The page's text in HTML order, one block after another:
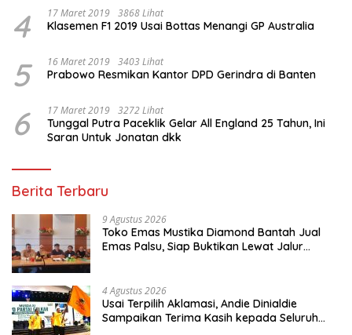
4 17 Maret 2019 3868 Lihat
Klasemen F1 2019 Usai Bottas Menangi GP Australia
5 16 Maret 2019 3403 Lihat
Prabowo Resmikan Kantor DPD Gerindra di Banten
6 17 Maret 2019 3272 Lihat
Tunggal Putra Paceklik Gelar All England 25 Tahun, Ini
Saran Untuk Jonatan dkk
Berita Terbaru
9 Agustus 2026
Toko Emas Mustika Diamond Bantah Jual
Emas Palsu, Siap Buktikan Lewat Jalur
4 Agustus 2026
Usai Terpilih Aklamasi, Andie Dinialdie
Sampaikan Terima Kasih kepada Seluruh